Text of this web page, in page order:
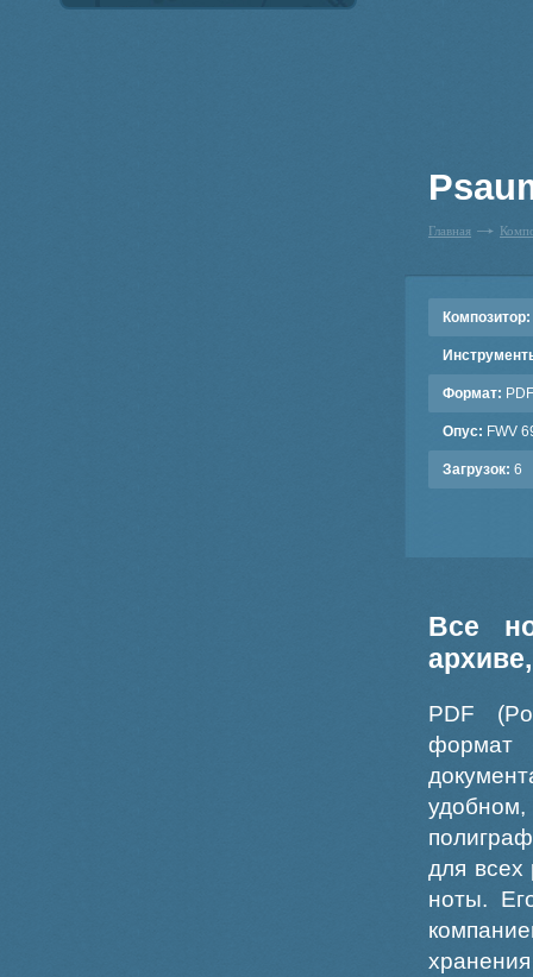
Главная
Композитор:
Формат: PDF
Опус: FWV
Загрузок: 6
Все
PDF
формат
для всех
ноты.